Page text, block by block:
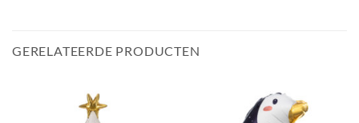
GERELATEERDE PRODUCTEN